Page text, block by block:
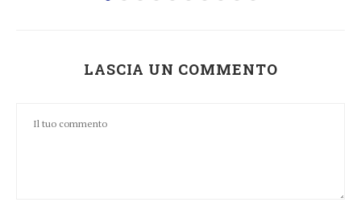
LASCIA UN COMMENTO